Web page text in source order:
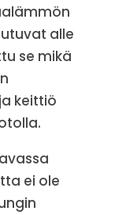
alle
se mikä
keittiö
ei ole